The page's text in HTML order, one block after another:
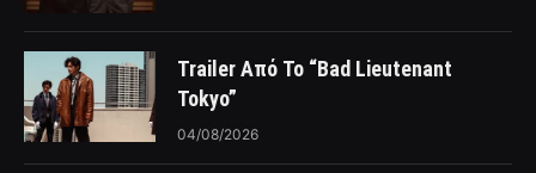
Trailer Από Το “Bad Lieutenant
Tokyo”
04/08/2026